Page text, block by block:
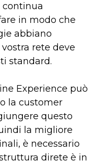
in modo che
abbiano
rete deve
standard.
Experience può
la customer
questo
la migliore
è necessario
direte è in